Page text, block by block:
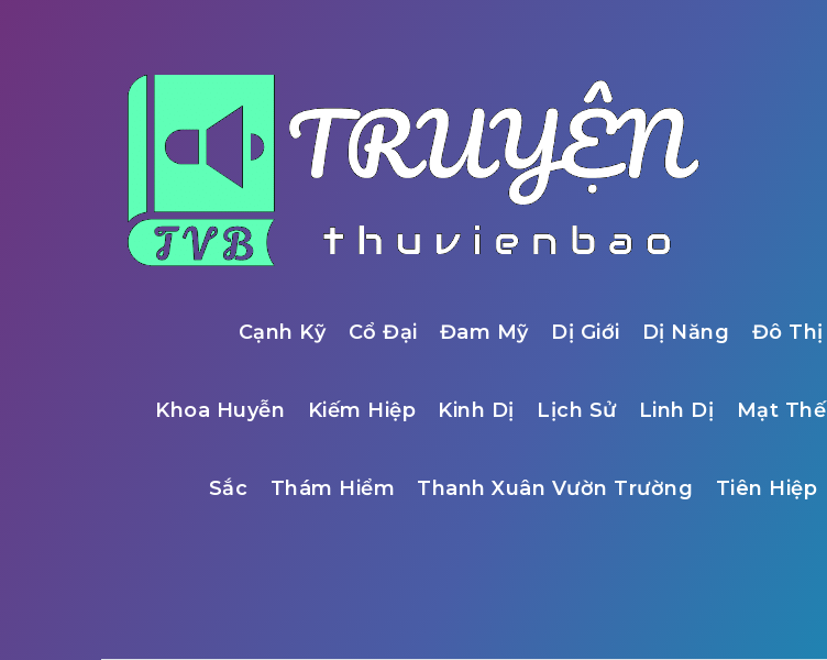
Cạnh Kỹ Cổ Đại Đam Mỹ Dị Giới Dị Năng Đô Thị
Khoa Huyễn Kiếm Hiệp Kinh Dị Lịch Sử Linh Dị Mạt Thế
Sắc Thám Hiểm Thanh Xuân Vườn Trường Tiên Hiệp